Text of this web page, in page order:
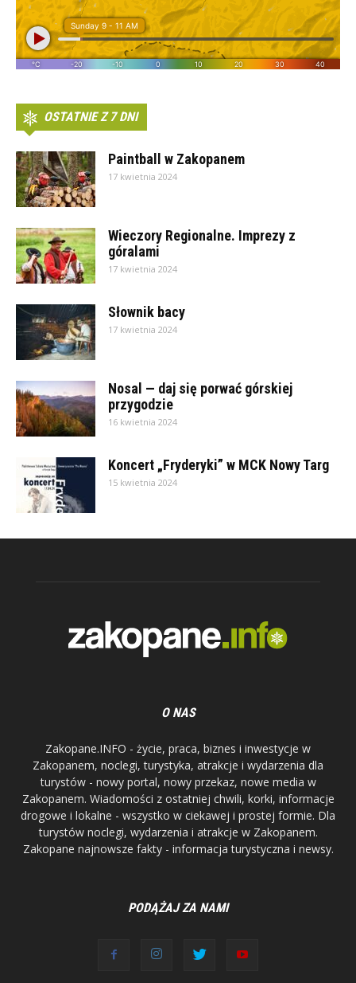
OSTATNIE Z 7 DNI
Paintball w Zakopanem
17 kwietnia 2024
Wieczory Regionalne. Imprezy z
góralami
17 kwietnia 2024
Słownik bacy
17 kwietnia 2024
Nosal — daj się porwać górskiej
przygodzie
16 kwietnia 2024
Koncert „Fryderyki” w MCK Nowy Targ
15 kwietnia 2024
O NAS
Zakopane.INFO - życie, praca, biznes i inwestycje w
Zakopanem, noclegi, turystyka, atrakcje i wydarzenia dla
turystów - nowy portal, nowy przekaz, nowe media w
Zakopanem. Wiadomości z ostatniej chwili, korki, informacje
drogowe i lokalne - wszystko w ciekawej i prostej formie. Dla
turystów noclegi, wydarzenia i atrakcje w Zakopanem.
Zakopane najnowsze fakty - informacja turystyczna i newsy.
PODĄŻAJ ZA NAMI